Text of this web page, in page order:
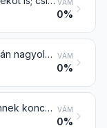
VÁM
0%
Természetes zsírkő durván nagyolva vagy fűrésszel vagy más módon egyszerűen vágva is, tömb vagy téglalap (beleértve a négyzet) alakú tábla formában; talkum VÁM
0%
Természetes borát és ennek koncentrátuma (kalcinálva is), a természetes sóoldatból nyert borátkivonat kivételével; természetes bórsav, amely szárazanyagtömegre számítva legfeljebb 85 % H3BO3-at tartalmaz VÁM
0%